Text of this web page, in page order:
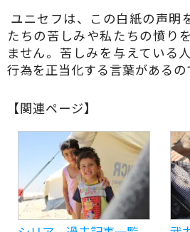
ユニセフは、この白紙の声明
たちの苦しみや私たちの憤り
ません。苦しみを与えている
行為を正当化する言葉があるの
【関連ページ】